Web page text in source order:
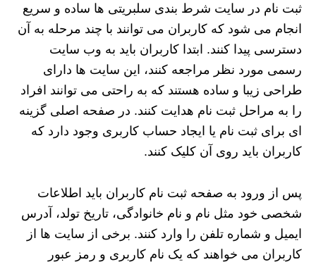
ثبت نام در سایت شرط بندی سلبریتی ها ساده و سریع
انجام می شود که کاربران می‌ توانند با چند مرحله به آن
دسترسی پیدا کنند. ابتدا کاربران باید به وب‌ سایت
رسمی مورد نظر مراجعه کنند، این سایت‌ ها دارای
طراحی زیبا و ساده هستند که به راحتی می‌ توانند افراد
را به مراحل ثبت نام هدایت کنند. در صفحه اصلی گزینه‌
ای برای ثبت نام یا ایجاد حساب کاربری وجود دارد که
کاربران باید روی آن کلیک کنند.
پس از ورود به صفحه ثبت نام کاربران باید اطلاعات
شخصی خود مثل نام و نام خانوادگی، تاریخ تولد، آدرس
ایمیل و شماره تلفن را وارد کنند. برخی از سایت‌ ها از
کاربران می خواهند که یک نام کاربری و رمز عبور